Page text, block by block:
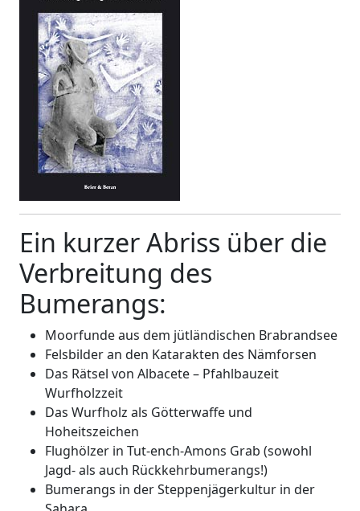
Ein kurzer Abriss über die
Verbreitung des
Bumerangs:
Moorfunde aus dem jütländischen Brabrandsee
Felsbilder an den Katarakten des Nämforsen
Das Rätsel von Albacete – Pfahlbauzeit
Wurfholzzeit
Das Wurfholz als Götterwaffe und
Hoheitszeichen
Flughölzer in Tut-ench-Amons Grab (sowohl
Jagd- als auch Rückkehrbumerangs!)
Bumerangs in der Steppenjägerkultur in der